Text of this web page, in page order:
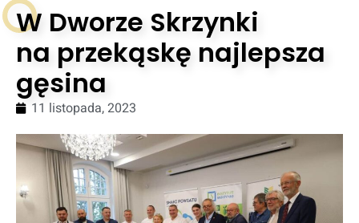
W Dworze Skrzynki
na przekąskę najlepsza
gęsina
11 listopada, 2023